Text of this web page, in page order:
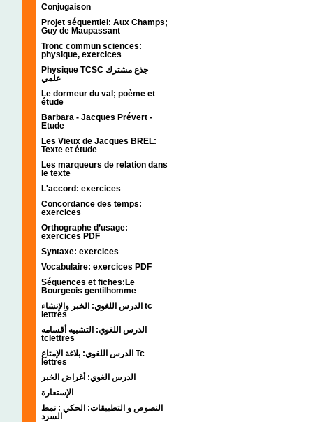
Conjugaison
Projet séquentiel: Aux Champs;
Guy de Maupassant
Tronc commun sciences:
physique, exercices
Physique TCSC جذع مشترك
علمي
Le dormeur du val; poème et
étude
Barbara - Jacques Prévert -
Etude
Les Vieux de Jacques BREL:
Texte et étude
Les marqueurs de relation dans
le texte
L'accord: exercices
Concordance des temps:
exercices
Orthographe d’usage:
exercices PDF
Syntaxe: exercices
Vocabulaire: exercices PDF
Séquences et fiches:Le
Bourgeois gentilhomme
الدرس اللغوي: الخبر والإنشاء tc
lettres
الدرس اللغوي: التشبيه أقسامه
tclettres
الدرس اللغوي: بلاغة الإمتاع Tc
lettres
الدرس الغوي: أغراض الخبر
الإستعارة
النصوص و التطبيقات: الحكي : نمط
السرد